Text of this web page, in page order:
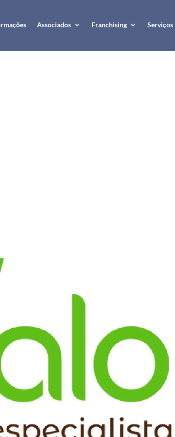
Associados Franchising Serviços